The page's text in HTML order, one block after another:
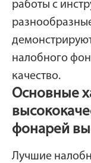
работы с
налобного
качество.
Основные
фонарей
Лучшие